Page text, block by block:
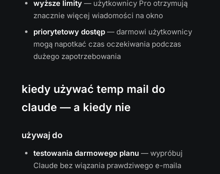
wyższe limity — użytkownicy Pro otrzymują
znacznie więcej wiadomości na okno
priorytetowy dostęp — darmowi użytkownicy
mogą napotkać czas oczekiwania podczas
dużego zapotrzebowania
kiedy używać temp mail do
claude — a kiedy nie
używaj do
testowania darmowego planu — wypróbuj
Claude bez wiązania prawdziwego e-maila